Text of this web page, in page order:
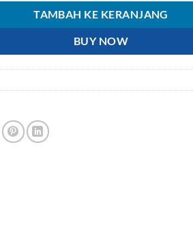
TAMBAH KE KERANJANG
BUY NOW